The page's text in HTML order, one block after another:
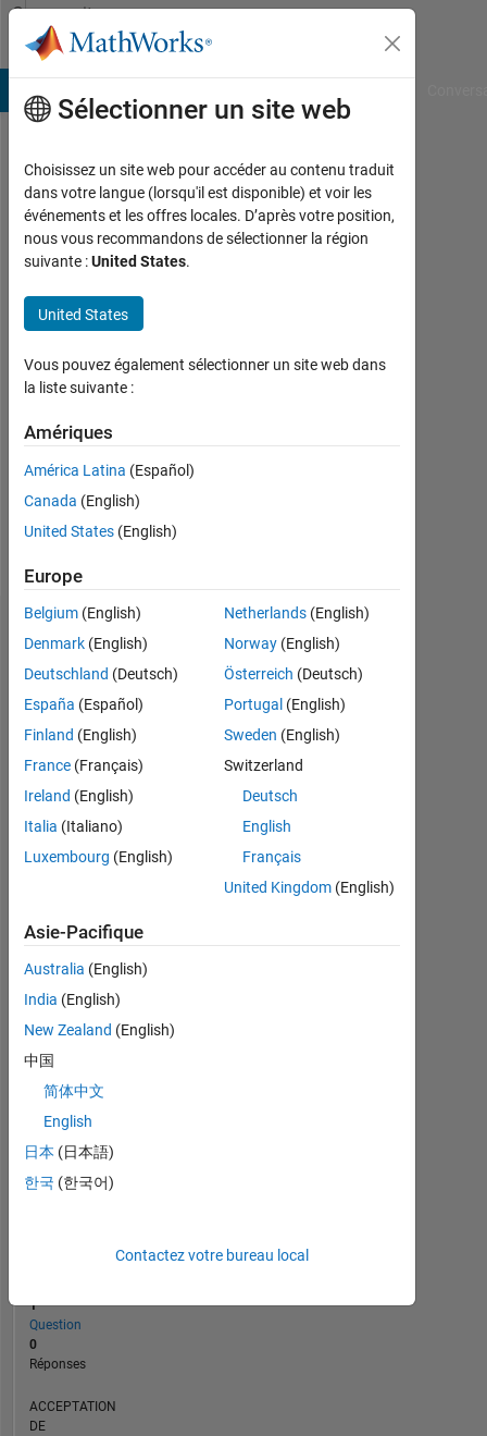
Passer au contenu
Community
Profile
Presley
Actif
depuis
2023
Followers:
Following:
Follow
Spoken
English
Statistiques
CONTRIBUTIONS L
-2
-1
0
1
2
3
RANG
189
621
302
023
1
Question
0
Réponses
ACCEPTATION
DE
Sélectionner un site web
Choisissez un site web pour accéder au contenu traduit
dans votre langue (lorsqu'il est disponible) et voir les
événements et les offres locales. D’après votre position,
nous vous recommandons de sélectionner la région
suivante :United States.
United States
Vous pouvez également sélectionner un site web dans
la liste suivante :
Amériques
América Latina (Español)
Canada (English)
United States (English)
Europe
Belgium (English)
Denmark (English)
Deutschland (Deutsch)
España (Español)
Finland (English)
France (Français)
Ireland (English)
Italia (Italiano)
Luxembourg (English)
Netherlands(English)
Norway(English)
Österreich (Deutsch)
Portugal (English)
Sweden (English)
Switzerland
Deutsch
English
Français
United Kingdom(English)
Asie-Pacifique
Australia (English)
India (English)
New Zealand (English)
中国
简体中文
English
日本 (日本語)
한국 (한국어)
Contactez votre bureau local